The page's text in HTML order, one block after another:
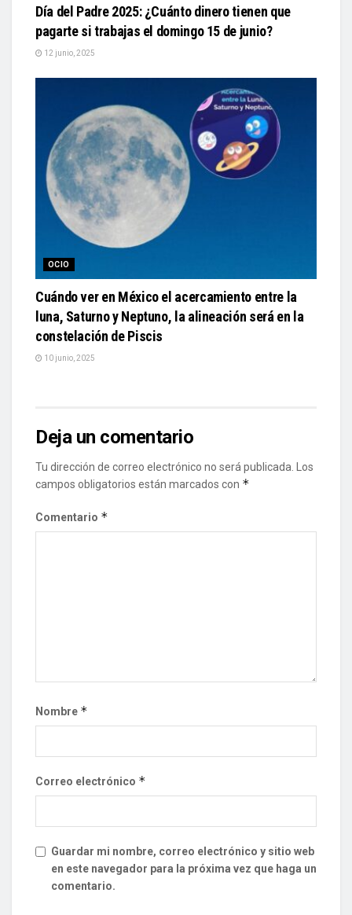
Día del Padre 2025: ¿Cuánto dinero tienen que
pagarte si trabajas el domingo 15 de junio?
12 junio, 2025
OCIO
Cuándo ver en México el acercamiento entre la
luna, Saturno y Neptuno, la alineación será en la
constelación de Piscis
10 junio, 2025
Deja un comentario
Tu dirección de correo electrónico no será publicada. Los
campos obligatorios están marcados con *
Comentario *
Nombre *
Correo electrónico *
Guardar mi nombre, correo electrónico y sitio web
en este navegador para la próxima vez que haga un
comentario.